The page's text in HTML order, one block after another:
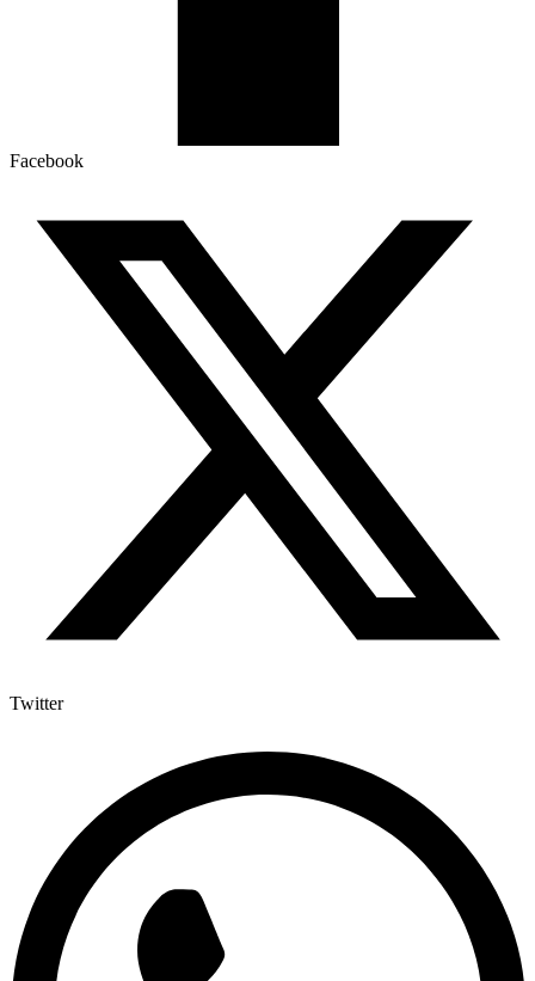
Facebook
Twitter